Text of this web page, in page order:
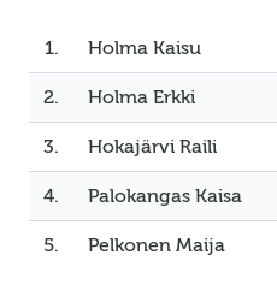
1. Holma Kaisu
2. Holma Erkki
3. Hokajärvi Raili
4. Palokangas Kaisa
5. Pelkonen Maija